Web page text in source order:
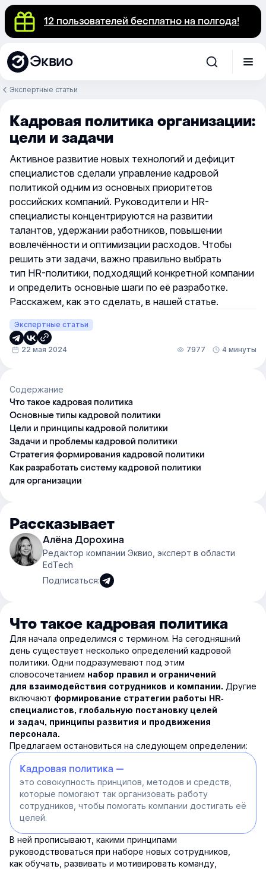
12 пользователей бесплатно на полгода!
Эквио
Экспертные статьи
Кадровая политика организации:
цели и задачи
Активное развитие новых технологий и дефицит
специалистов сделали управление кадровой
политикой одним из основных приоритетов
российских компаний. Руководители и HR-
специалисты концентрируются на развитии
талантов, удержании работников, повышении
вовлечённости и оптимизации расходов. Чтобы
решить эти задачи, важно правильно выбрать
тип HR-политики, подходящий конкретной компании
и определить основные шаги по её разработке.
Расскажем, как это сделать, в нашей статье.
Экспертные статьи
22 мая 2024 7977 4 минуты
Содержание
Что такое кадровая политика
Основные типы кадровой политики
Цели и принципы кадровой политики
Задачи и проблемы кадровой политики
Стратегия формирования кадровой политики
Как разработать систему кадровой политики
для организации
Рассказывает
Алёна Дорохина
Редактор компании Эквио, эксперт в области
EdTech
Подписаться:
Что такое кадровая политика
Для начала определимся с термином. На сегодняшний
день существует несколько определений кадровой
политики. Одни подразумевают под этим
словосочетанием набор правил и ограничений
для взаимодействия сотрудников и компании. Другие
включают формирование стратегии работы HR-
специалистов, глобальную постановку целей
и задач, принципы развития и продвижения
персонала.
Предлагаем остановиться на следующем определении:
Кадровая политика —
это совокупность принципов, методов и средств,
которые помогают так организовать работу
сотрудников, чтобы помогать компании достигать её
целей.
В ней прописывают, какими принципами
руководствоваться при наборе новых сотрудников,
как обучать, развивать и мотивировать команду,